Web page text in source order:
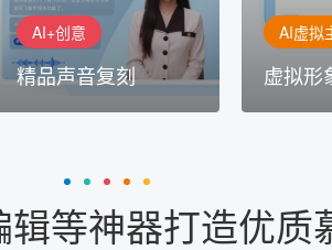
AI+创意
精品声音复刻
AI虚拟
虚拟形
等神器打造优质